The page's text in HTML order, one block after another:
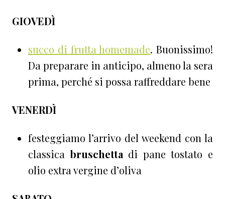
GIOVEDÌ
succo di frutta homemade. Buonissimo!
Da preparare in anticipo, almeno la sera
prima, perché si possa raffreddare bene
VENERDÌ
festeggiamo l’arrivo del weekend con la
classicabruschetta di pane tostato e
olio extra vergine d’oliva